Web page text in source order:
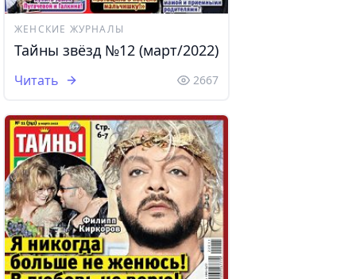
ЖЕНСКИЕ ЖУРНАЛЫ
Тайны звёзд №12 (март/2022)
Читать 2667